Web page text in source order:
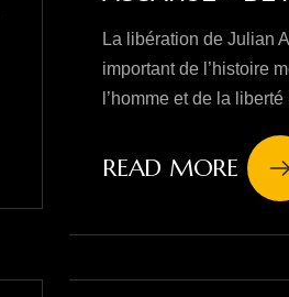
La libération de Julian
important de l’histoire
l’homme et de la liberté
READ MORE